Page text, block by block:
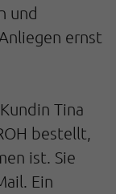
und
ernst
Tina
bestellt,
ist. Sie
Ein